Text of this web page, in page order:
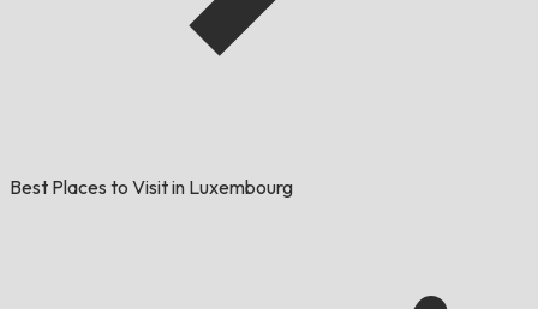
Best Places to Visit in Luxembourg